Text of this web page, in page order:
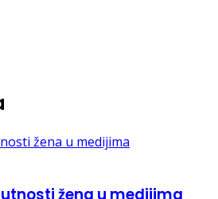
žena u medijima